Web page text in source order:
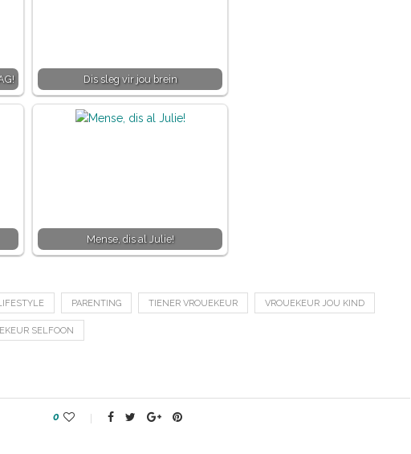
Dis sleg vir jou brein
Mense, dis al Julie!
PARENTING TIENER VROUEKEUR VROUEKEUR JOU KIND
SELFOON
0